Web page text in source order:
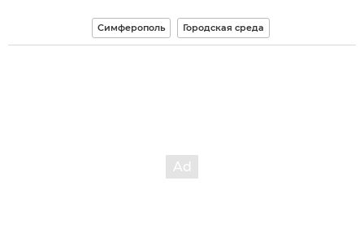
Симферополь Городская среда